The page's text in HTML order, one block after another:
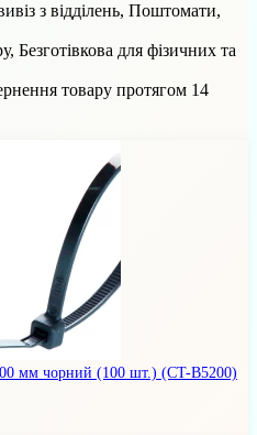
з відділень, Поштомати,
Безготівкова для фізичних та
товару протягом 14
мм чорний (100 шт.) (CT-B5200)